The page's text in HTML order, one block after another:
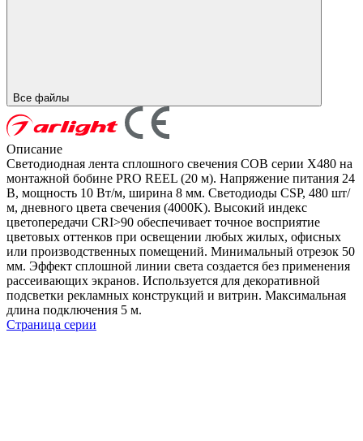
Все файлы
Описание
Светодиодная лента сплошного свечения COB серии X480 на
монтажной бобине PRO REEL (20 м). Напряжение питания 24
В, мощность 10 Вт/м, ширина 8 мм. Светодиоды CSP, 480 шт/
м, дневного цвета свечения (4000K). Высокий индекс
цветопередачи CRI>90 обеспечивает точное восприятие
цветовых оттенков при освещении любых жилых, офисных
или производственных помещений. Минимальный отрезок 50
мм. Эффект сплошной линии света создается без применения
рассеивающих экранов. Используется для декоративной
подсветки рекламных конструкций и витрин. Максимальная
длина подключения 5 м.
Страница серии